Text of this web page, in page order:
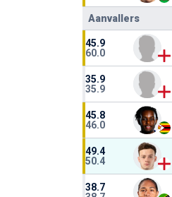
Aanvallers
45.9
60.0
35.9
35.9
45.8
46.0
49.4
50.4
38.7